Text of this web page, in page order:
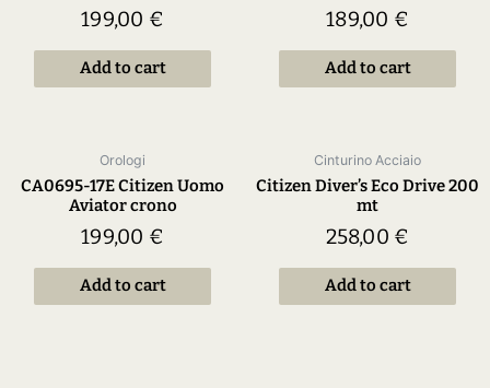
199,00 €
Add to cart
189,00 €
Add to cart
Orologi
CA0695-17E Citizen Uomo
Aviator crono
199,00 €
Add to cart
Cinturino Acciaio
Citizen Diver’s Eco Drive 200
mt
258,00 €
Add to cart